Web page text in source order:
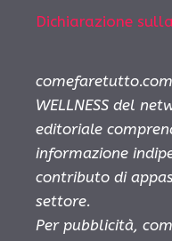
Dichiarazione
WELLNESS del
editoriale
informazione
contributo di
settore.
Per pubblicità,